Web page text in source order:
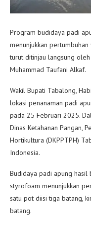
Program budidaya padi
menunjukkan
turut ditinjau langsung
Muhammad Taufani Alkaf.
Wakil Bupati Tabalong,
lokasi penanaman padi
pada 25 Februari 2025.
Dinas Ketahanan Pangan,
Hortikultura (DKPPTPH)
Indonesia.
Budidaya padi apung hasil
styrofoam menunjukkan
satu pot diisi tiga batang,
batang.